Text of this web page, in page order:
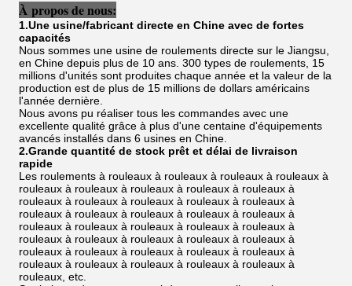
À propos de nous:
1.Une usine/fabricant directe en Chine avec de fortes
capacités
Nous sommes une usine de roulements directe sur le Jiangsu,
en Chine depuis plus de 10 ans. 300 types de roulements, 15
millions d'unités sont produites chaque année et la valeur de la
production est de plus de 15 millions de dollars américains
l'année dernière.
Nous avons pu réaliser tous les commandes avec une
excellente qualité grâce à plus d'une centaine d'équipements
avancés installés dans 6 usines en Chine.
2.Grande quantité de stock prêt et délai de livraison
rapide
Les roulements à rouleaux à rouleaux à rouleaux à rouleaux à
rouleaux à rouleaux à rouleaux à rouleaux à rouleaux à
rouleaux à rouleaux à rouleaux à rouleaux à rouleaux à
rouleaux à rouleaux à rouleaux à rouleaux à rouleaux à
rouleaux à rouleaux à rouleaux à rouleaux à rouleaux à
rouleaux à rouleaux à rouleaux à rouleaux à rouleaux à
rouleaux à rouleaux à rouleaux à rouleaux à rouleaux à
rouleaux à rouleaux à rouleaux à rouleaux à rouleaux à
rouleaux, etc.